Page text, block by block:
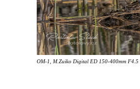
OM-1, M.Zuiko Digital ED 150-400mm F4.5